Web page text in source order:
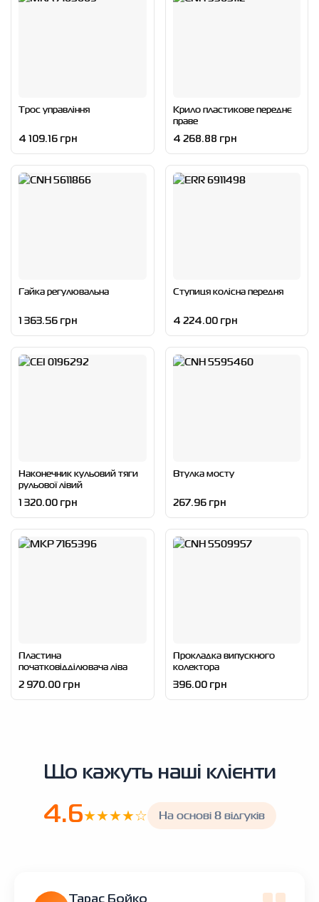
Трос управління
4 109.16 грн
Крило пластикове переднє
праве
4 268.88 грн
Гайка регулювальна
1 363.56 грн
Ступиця колісна передня
4 224.00 грн
Наконечник кульовий тяги
рульової лівий
1 320.00 грн
Втулка мосту
267.96 грн
Пластина
початковідділювача ліва
2 970.00 грн
Прокладка випускного
колектора
396.00 грн
Що кажуть наші клієнти
4.6★★★★☆ На основі 8 відгуків
Тарас Бойко